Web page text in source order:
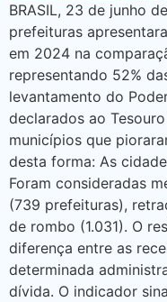
BRASIL, 23 de junho
prefeituras
em 2024 na
representando 52%
levantamento do
declarados ao
municípios que
desta forma: As
Foram consideradas
(739 prefeituras),
de rombo (1.031). O
diferença entre as
determinada
dívida. O indicador